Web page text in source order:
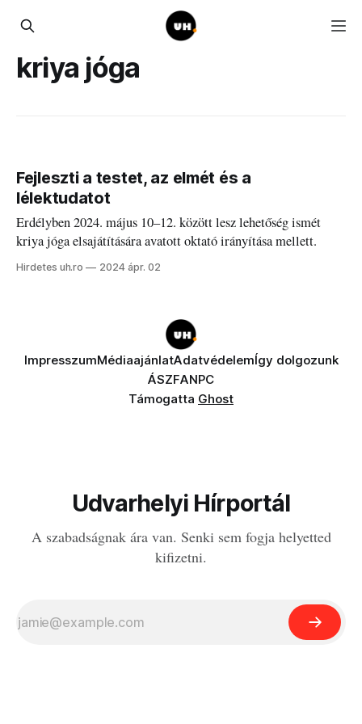
kriya jóga
Fejleszti a testet, az elmét és a
lélektudatot
Erdélyben 2024. május 10–12. között lesz lehetőség ismét
kriya jóga elsajátítására avatott oktató irányítása mellett.
Hirdetes uh.ro 2024 ápr. 02
ImpresszumMédiaajánlatAdatvédelemÍgy dolgozunk
ÁSZFANPC
Támogatta Ghost
Udvarhelyi Hírportál
A szabadságnak ára van. Senki sem fogja helyetted
kifizetni.